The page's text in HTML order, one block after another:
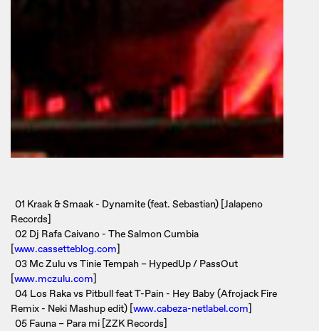
01 Kraak & Smaak - Dynamite (feat. Sebastian) [Jalapeno
Records]
02 Dj Rafa Caivano - The Salmon Cumbia
[www.cassetteblog.com]
03 Mc Zulu vs Tinie Tempah – HypedUp / PassOut
[www.mczulu.com]
04 Los Raka vs Pitbull feat T-Pain - Hey Baby (Afrojack Fire
Remix - Neki Mashup edit) [www.cabeza-netlabel.com]
05 Fauna – Para mi [ZZK Records]